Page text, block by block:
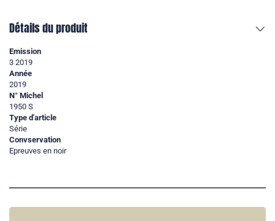
Détails du produit
Emission
3 2019
Année
2019
N° Michel
1950 S
Type d'article
Série
Convservation
Epreuves en noir